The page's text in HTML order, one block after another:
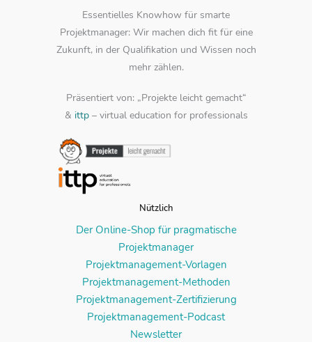
Essentielles Knowhow für smarte
Projektmanager: Wir machen dich fit für eine
Zukunft, in der Qualifikation und Wissen noch
mehr zählen.
Präsentiert von: „Projekte leicht gemacht“
& ittp– virtual education for professionals
Nützlich
Der Online-Shop für pragmatische
Projektmanager
Projektmanagement-Vorlagen
Projektmanagement-Methoden
Projektmanagement-Zertifizierung
Projektmanagement-Podcast
Newsletter